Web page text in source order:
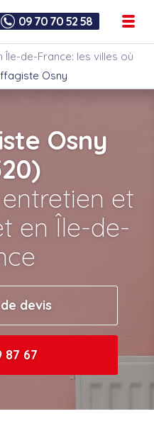
09 70 70 52 58
Île-de-France: les villes où
Osny
Osny
et
en Île-de-
devis
87 67